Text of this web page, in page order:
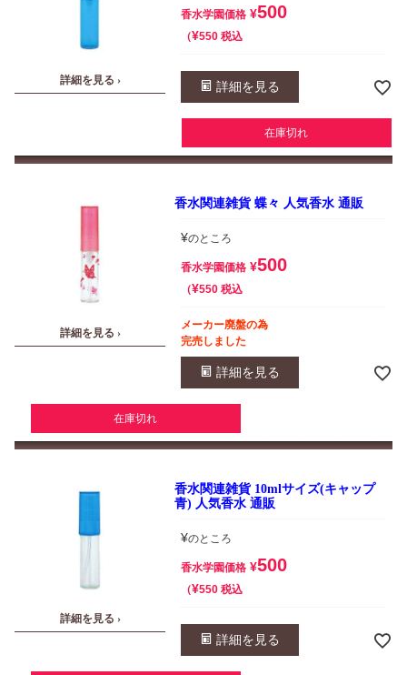
詳細を見る ›
香水学園価格 ¥500
¥550 税込
詳細を見る
在庫切れ
詳細を見る ›
香水関連雑貨 蝶々 人気香水 通販
¥のところ
香水学園価格 ¥500
¥550 税込
メーカー廃盤の為
完売しました
詳細を見る
在庫切れ
詳細を見る ›
香水関連雑貨 10mlサイズ(キャップ
青) 人気香水 通販
¥のところ
香水学園価格 ¥500
¥550 税込
詳細を見る